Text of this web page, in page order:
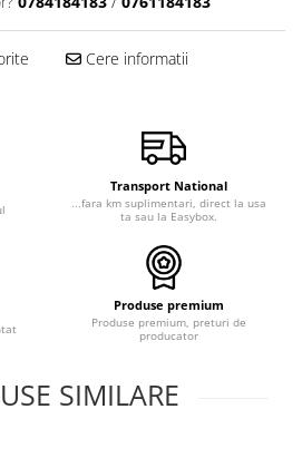
Cere informatii
Transport National
...fara km suplimentari, direct la usa
ta sau la Easybox.
Produse premium
Produse premium, preturi de
producator
SIMILARE